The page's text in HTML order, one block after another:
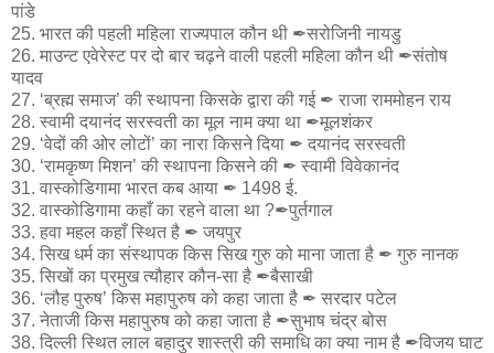
पांडे
25. भारत की पहली महिला राज्यपाल कौन थी ✒सरोजिनी नायडु
26. माउन्ट एवेरेस्ट पर दो बार चढ़ने वाली पहली महिला कौन थी ✒संतोष
यादव
27. ‘ब्रह्म समाज’ की स्थापना किसके द्वारा की गई ✒ राजा राममोहन राय
28. स्वामी दयानंद सरस्वती का मूल नाम क्या था ✒मूलशंकर
29. ‘वेदों की ओर लोटों’ का नारा किसने दिया ✒ दयानंद सरस्वती
30. ‘रामकृष्ण मिशन’ की स्थापना किसने की ✒ स्वामी विवेकानंद
31. वास्कोडिगामा भारत कब आया ✒ 1498 ई.
32. वास्कोडिगामा कहाँ का रहने वाला था ?✒पुर्तगाल
33. हवा महल कहाँ स्थित है ✒ जयपुर
34. सिख धर्म का संस्थापक किस सिख गुरु को माना जाता है ✒ गुरु नानक
35. सिखों का प्रमुख त्यौहार कौन-सा है ✒बैसाखी
36. ‘लौह पुरुष’ किस महापुरुष को कहा जाता है ✒ सरदार पटेल
37. नेताजी किस महापुरुष को कहा जाता है ✒सुभाष चंद्र बोस
38. दिल्ली स्थित लाल बहादुर शास्त्री की समाधि का क्या नाम है ✒विजय घाट